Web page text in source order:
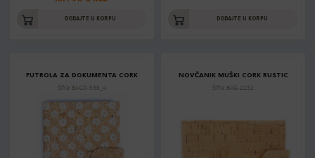
DODAJTE U KORPU DODAJTE U KORPU
FUTROLA ZA DOKUMENTA CORK
Šifra: BAGD-538_4
NOVČANIK MUŠKI CORK RUSTIC
Šifra: BAG-2232